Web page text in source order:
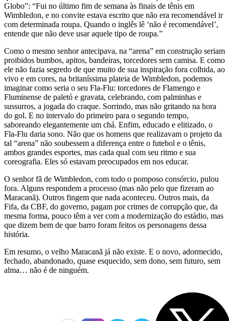
Globo”: “Fui no último fim de semana às finais de tênis em
Wimbledon, e no convite estava escrito que não era recomendável ir
com determinada roupa. Quando o inglês lê ‘não é recomendável’,
entende que não deve usar aquele tipo de roupa.”
Como o mesmo senhor antecipava, na “arena” em construção seriam
proibidos bumbos, apitos, bandeiras, torcedores sem camisa. E como
ele não fazia segredo de que muito de sua inspiração fora colhida, ao
vivo e em cores, na britaníssima plateia de Wimbledon, podemos
imaginar como seria o seu Fla-Flu: torcedores de Flamengo e
Fluminense de paletó e gravata, celebrando, com palminhas e
sussurros, a jogada do craque. Sorrindo, mas não gritando na hora
do gol. E no intervalo do primeiro para o segundo tempo,
saboreando elegantemente um chá. Enfim, educado e elitizado, o
Fla-Flu daria sono. Não que os homens que realizavam o projeto da
tal “arena” não soubessem a diferença entre o futebol e o tênis,
ambos grandes esportes, mas cada qual com seu ritmo e sua
coreografia. Eles só estavam preocupados em nos educar.
O senhor fã de Wimbledon, com todo o pomposo consórcio, pulou
fora. Alguns respondem a processo (mas não pelo que fizeram ao
Maracanã). Outros fingem que nada aconteceu. Outros mais, da
Fifa, da CBF, do governo, pagam por crimes de corrupção que, da
mesma forma, pouco têm a ver com a modernização do estádio, mas
que dizem bem de que barro foram feitos os personagens dessa
história.
Em resumo, o velho Maracanã já não existe. E o novo, adormecido,
fechado, abandonado, quase esquecido, sem dono, sem futuro, sem
alma… não é de ninguém.